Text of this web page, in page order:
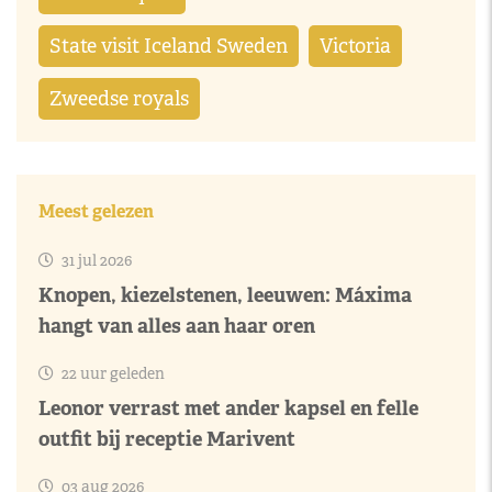
State visit Iceland Sweden Victoria
Zweedse royals
Meest gelezen
31 jul 2026
Knopen, kiezelstenen, leeuwen: Máxima
hangt van alles aan haar oren
22 uur geleden
Leonor verrast met ander kapsel en felle
outfit bij receptie Marivent
03 aug 2026